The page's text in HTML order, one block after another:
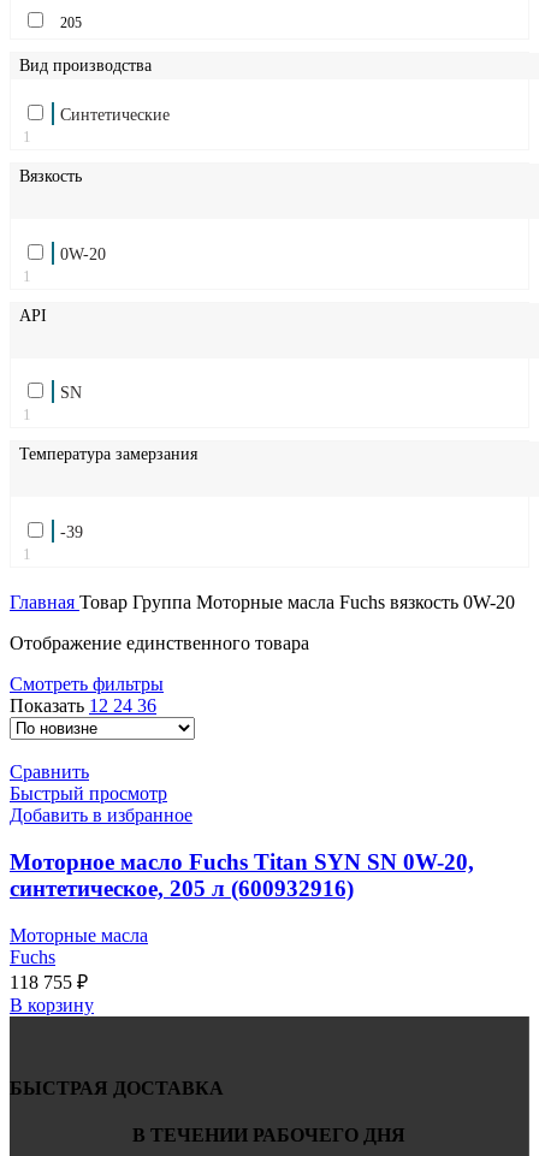
205
Вид производства
Синтетические
1
Вязкость
0W-20
1
API
SN
1
Температура замерзания
-39
1
Главная Товар Группа Моторные масла Fuchs вязкость 0W-20
Отображение единственного товара
Смотреть фильтры
Показать 12 24 36
Сравнить
Быстрый просмотр
Добавить в избранное
Моторное масло Fuchs Titan SYN SN 0W-20,
синтетическое, 205 л (600932916)
Моторные масла
Fuchs
118 755 ₽
В корзину
БЫСТРАЯ ДОСТАВКА
В ТЕЧЕНИИ РАБОЧЕГО ДНЯ